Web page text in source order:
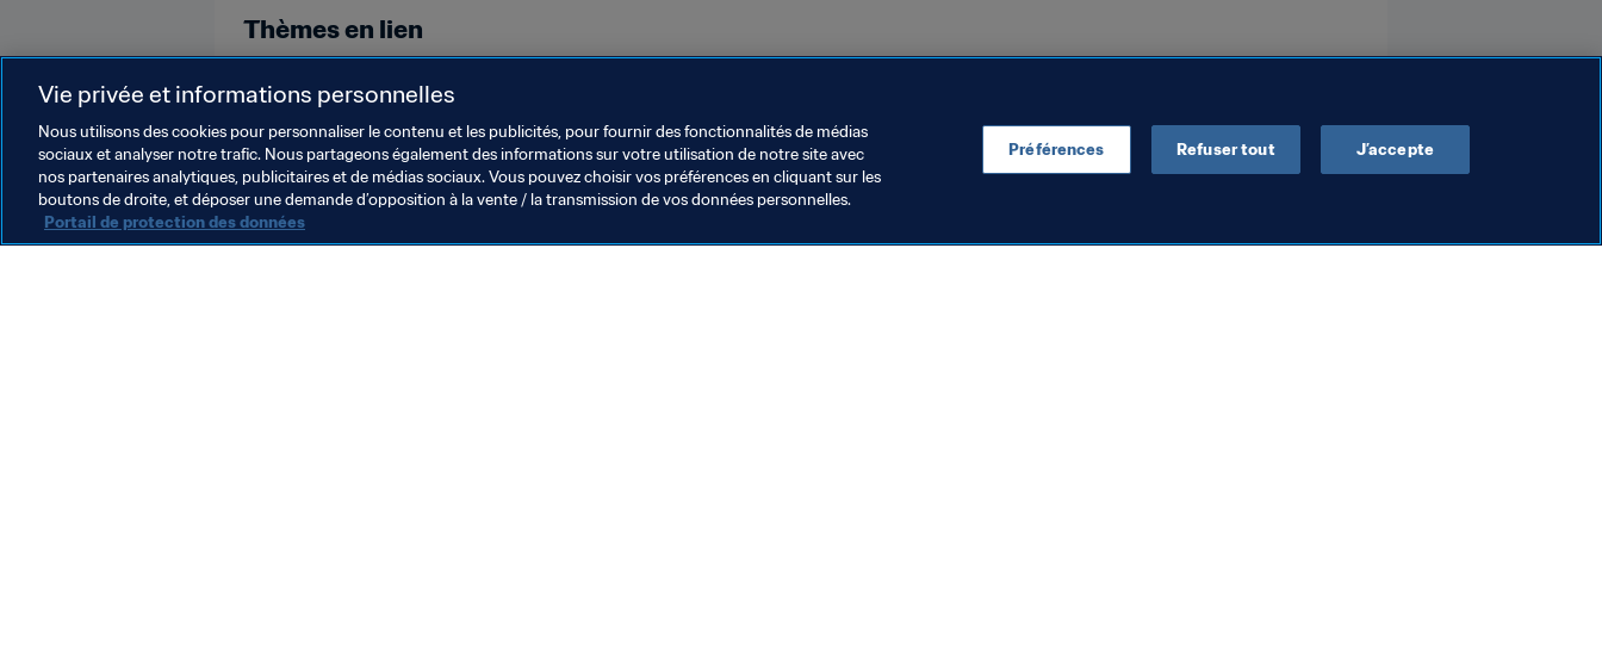
Thèmes en lien
Italy UEFA
Vie privée et informations personnelles
Nous utilisons des cookies pour personnaliser le contenu et les publicités, pour fournir des fonctionnalités de médias
sociaux et analyser notre trafic. Nous partageons également des informations sur votre utilisation de notre site avec
nos partenaires analytiques, publicitaires et de médias sociaux. Vous pouvez choisir vos préférences en cliquant sur les
boutons de droite, et déposer une demande d’opposition à la vente / la transmission de vos données personnelles.
Portail de protection des données
Préférences Refuser tout J’accepte